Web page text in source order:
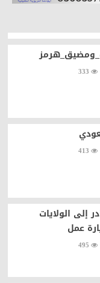
333
413
إلى الولايات
عمل
495